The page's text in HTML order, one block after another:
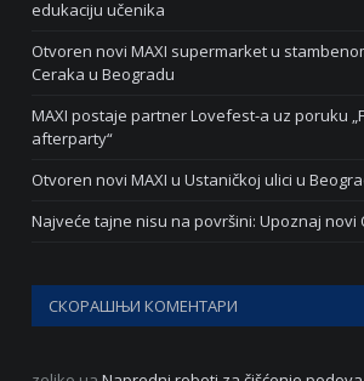
edukaciju učenika
Otvoren novi MAXI supermarket u
Ceraka u Beogradu
MAXI postaje partner Lovefest-a uz poruku
afterparty“
Otvoren novi MAXI u Ustaničkoj ulici u
Najveće tajne nisu na površini: Upoznaj novi
СКОРАШЊИ КОМЕНТАРИ